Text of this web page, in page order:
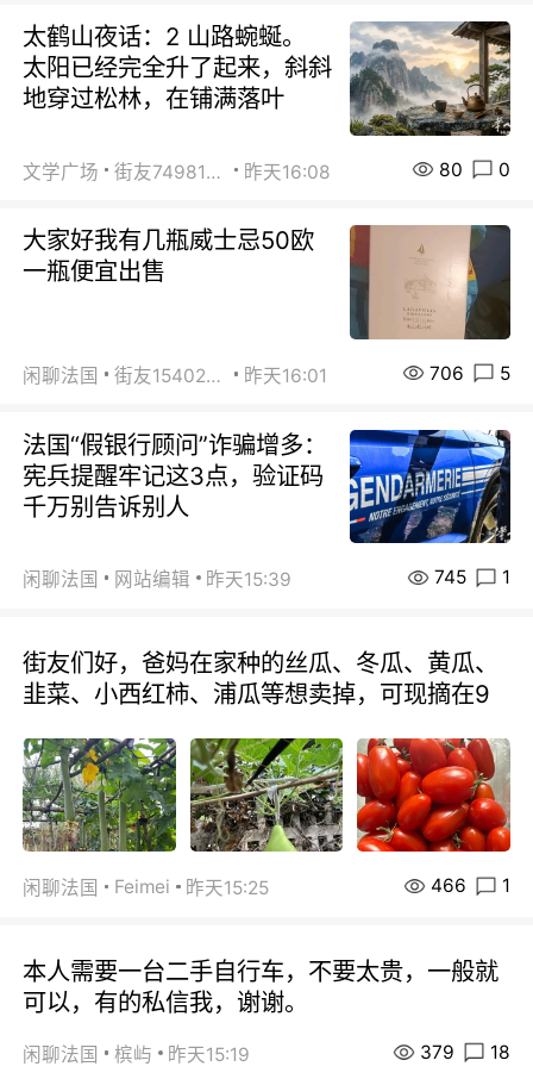
太鹤山夜话：2 山路蜿蜒。
太阳已经完全升了起来，斜斜
地穿过松林，在铺满落叶
文学广场 街友74981146 昨天16:08 80 0
大家好我有几瓶威士忌50欧
一瓶便宜出售
闲聊法国 街友15402223 昨天16:01 706 5
法国“假银行顾问”诈骗增多：
宪兵提醒牢记这3点，验证码
千万别告诉别人
闲聊法国 网站编辑 昨天15:39 745 1
街友们好，爸妈在家种的丝瓜、冬瓜、黄瓜、
韭菜、小西红柿、浦瓜等想卖掉，可现摘在9
闲聊法国 Feimei 昨天15:25 466 1
本人需要一台二手自行车，不要太贵，一般就
可以，有的私信我，谢谢。
闲聊法国 槟屿 昨天15:19 379 18